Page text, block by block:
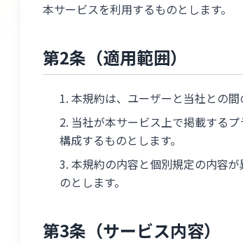
本サービスを利用するものとします。
第2条（適用範囲）
本規約は、ユーザーと当社との
当社が本サービス上で掲載する
構成するものとします。
本規約の内容と個別規定の内容
のとします。
第3条（サービス内容）